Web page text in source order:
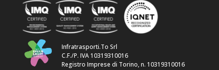
Infratrasporti.To Srl
C.F./P. IVA 10319310016
Registro Imprese di Torino, n. 10319310016